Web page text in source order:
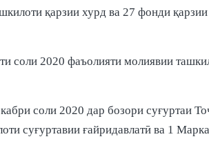
қарзии хурд ва 27 фонди
соли 2020 фаъолияти молиявии
соли 2020 дар бозори суғуртаи
суғуртавии ғайридавлатӣ ва 1